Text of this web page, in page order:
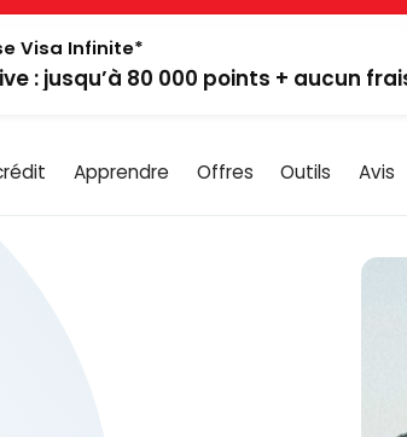
Visa Infinite*
: jusqu’à 80 000 points + aucun
Apprendre Offres Outils Avis